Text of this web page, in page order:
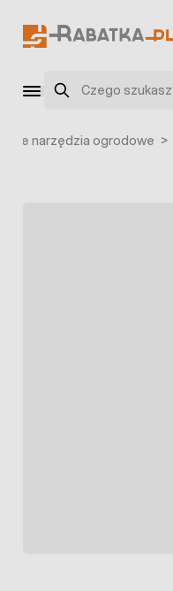
Szukaj
Małe narzędzia ogrodowe >